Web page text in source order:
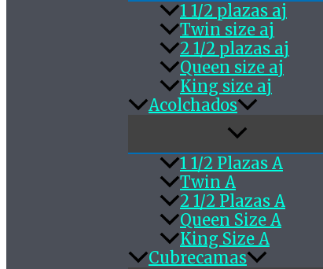
1 1/2 plazas aj
Twin size aj
2 1/2 plazas aj
Queen size aj
King size aj
Acolchados
1 1/2 Plazas A
Twin A
2 1/2 Plazas A
Queen Size A
King Size A
Cubrecamas